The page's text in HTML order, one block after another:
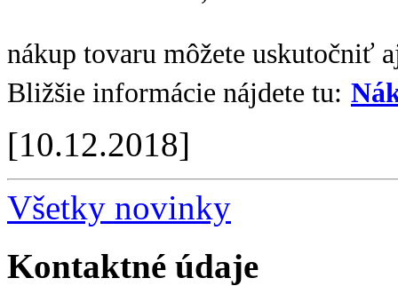
nákup tovaru môžete uskutočniť
Bližšie informácie nájdete tu:
[10.12.2018]
Všetky novinky
Kontaktné údaje